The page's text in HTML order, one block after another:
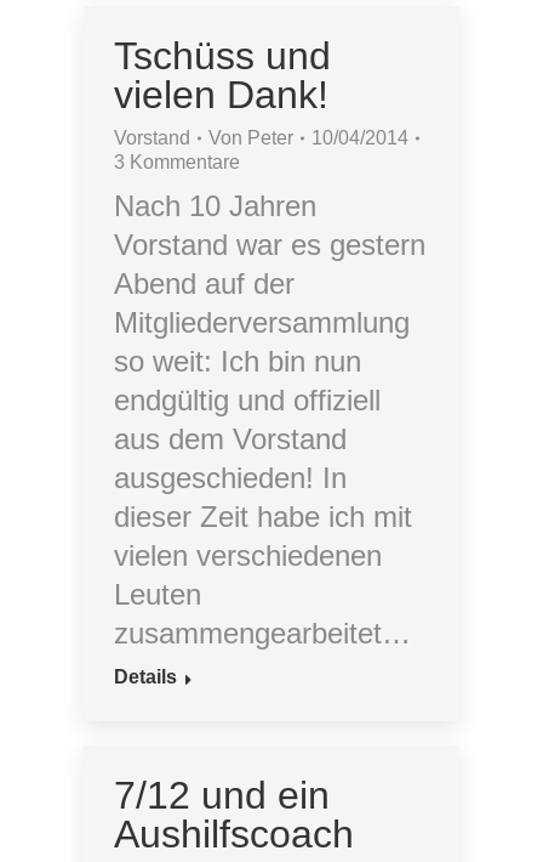
Tschüss und
vielen Dank!
Vorstand Von Peter
10/04/2014
3 Kommentare
Nach 10 Jahren
Vorstand war es gestern
Abend auf der
Mitgliederversammlung
so weit: Ich bin nun
endgültig und offiziell
aus dem Vorstand
ausgeschieden! In
dieser Zeit habe ich mit
vielen verschiedenen
Leuten
zusammengearbeitet…
Details
7/12 und ein
Aushilfscoach